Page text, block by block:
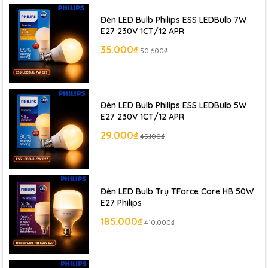
Chính Hãng
Đèn LED Bulb Philips ESS LEDBulb 7W
E27 230V 1CT/12 APR
35.000₫ 50.600₫
Đèn LED Bulb Philips ESS LEDBulb 5W
E27 230V 1CT/12 APR
29.000₫ 45.100₫
Đèn LED Bulb Trụ TForce Core HB 50W
E27 Philips
185.000₫ 410.000₫